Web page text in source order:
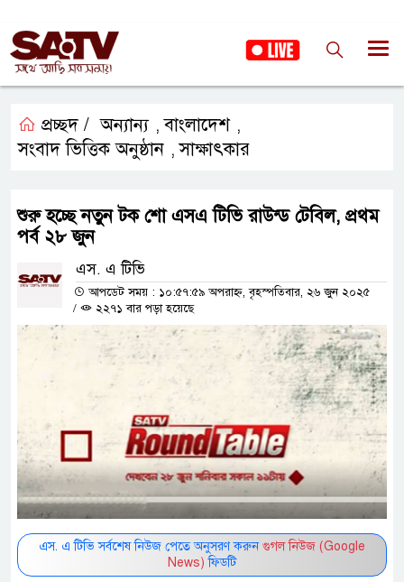
প্রচ্ছদ / অন্যান্য ,বাংলাদেশ ,
সংবাদ ভিত্তিক অনুষ্ঠান ,সাক্ষাৎকার
শুরু হচ্ছে নতুন টক শো এসএ টিভি রাউন্ড টেবিল, প্রথম
পর্ব ২৮ জুন
এস. এ টিভি
আপডেট সময় : ১০:৫৭:৫৯ অপরাহ্ন, বৃহস্পতিবার, ২৬ জুন ২০২৫
/
২২৭১ বার পড়া হয়েছে
এস. এ টিভি সর্বশেষ নিউজ পেতে অনুসরণ করুন গুগল নিউজ (Google
News) ফিডটি